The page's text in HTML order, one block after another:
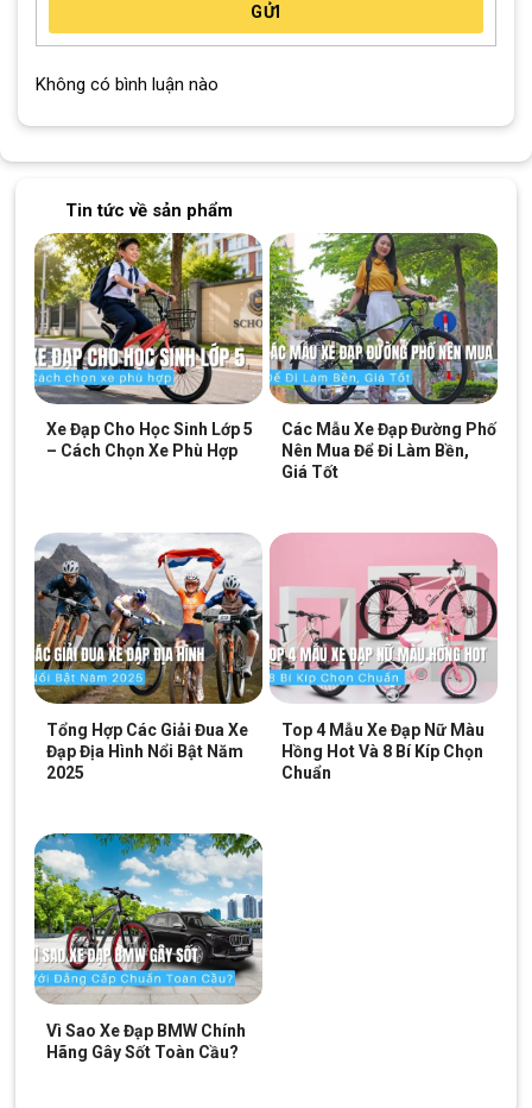
xe dap dua Twitter Sniper 2.0 2020
xe dap dua Twitter Sniper 2.0 2020
GỬI
Không có bình luận nào
Tin tức về sản phẩm
Xe Đạp Cho Học Sinh Lớp 5
– Cách Chọn Xe Phù Hợp
Các Mẫu Xe Đạp Đường Phố
Nên Mua Để Đi Làm Bền,
Giá Tốt
Tổng Hợp Các Giải Đua Xe
Đạp Địa Hình Nổi Bật Năm
2025
Top 4 Mẫu Xe Đạp Nữ Màu
Hồng Hot Và 8 Bí Kíp Chọn
Chuẩn
Vì Sao Xe Đạp BMW Chính
Hãng Gây Sốt Toàn Cầu?